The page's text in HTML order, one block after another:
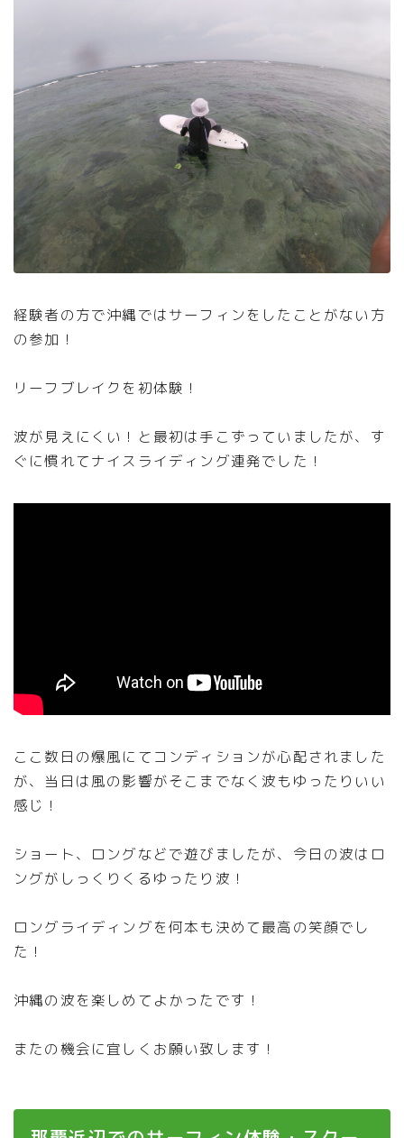
経験者の方で沖縄ではサーフィンをしたことがない方
の参加！
リーフブレイクを初体験！
波が見えにくい！と最初は手こずっていましたが、す
ぐに慣れてナイスライディング連発でした！
ここ数日の爆風にてコンディションが心配されました
が、当日は風の影響がそこまでなく波もゆったりいい
感じ！
ショート、ロングなどで遊びましたが、今日の波はロ
ングがしっくりくるゆったり波！
ロングライディングを何本も決めて最高の笑顔でし
た！
沖縄の波を楽しめてよかったです！
またの機会に宜しくお願い致します！